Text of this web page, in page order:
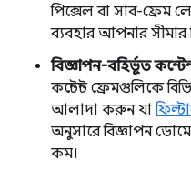
পিক্সেল বা সাব-ফ্রেম
ব্যবহার আপনার সীমার
বিজ্ঞাপন-বহির্ভূত
কন্টেন্ট ফ্রেমগুলিকে
আলাদা করুন যা
অনুসারে বিজ্ঞাপন
কম।